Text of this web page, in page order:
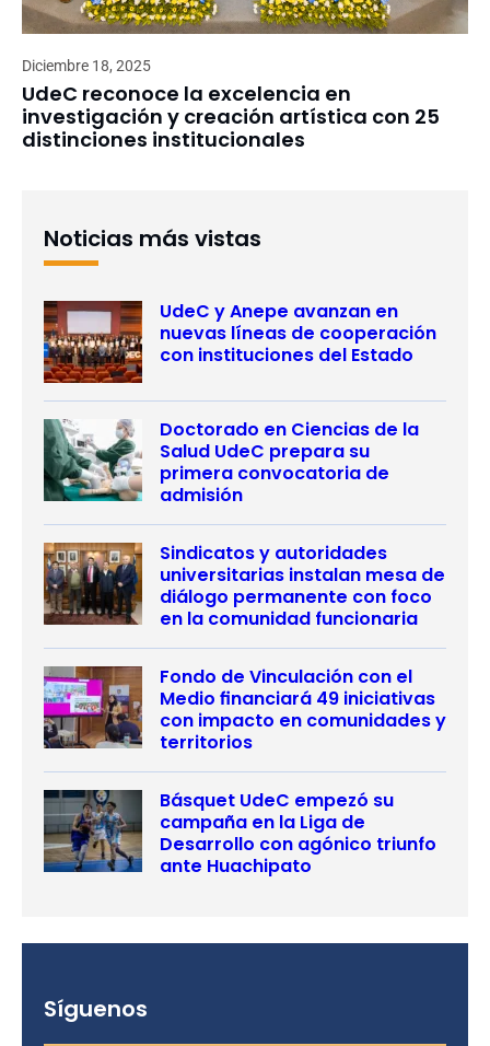
Diciembre 18, 2025
UdeC reconoce la excelencia en
investigación y creación artística con 25
distinciones institucionales
Noticias más vistas
UdeC y Anepe avanzan en
nuevas líneas de cooperación
con instituciones del Estado
Doctorado en Ciencias de la
Salud UdeC prepara su
primera convocatoria de
admisión
Sindicatos y autoridades
universitarias instalan mesa de
diálogo permanente con foco
en la comunidad funcionaria
Fondo de Vinculación con el
Medio financiará 49 iniciativas
con impacto en comunidades y
territorios
Básquet UdeC empezó su
campaña en la Liga de
Desarrollo con agónico triunfo
ante Huachipato
Síguenos